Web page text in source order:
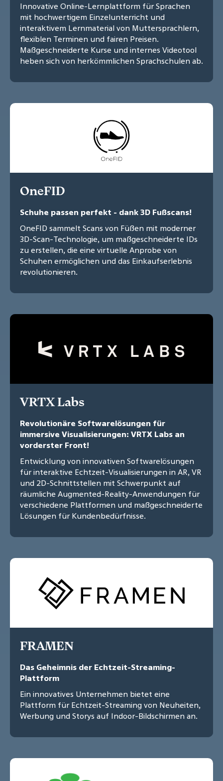
Innovative Online-Lernplattform für Sprachen
mit hochwertigem Einzelunterricht und
interaktivem Lernmaterial von Muttersprachlern,
flexiblen Terminen und fairen Preisen.
Maßgeschneiderte Kurse und internes Videotool
heben sich von herkömmlichen Sprachschulen ab.
OneFID
Schuhe passen perfekt - dank 3D Fußscans!
OneFID sammelt Scans von Füßen mit moderner
3D-Scan-Technologie, um maßgeschneiderte IDs
zu erstellen, die eine virtuelle Anprobe von
Schuhen ermöglichen und das Einkaufserlebnis
revolutionieren.
VRTX Labs
Revolutionäre Softwarelösungen für
immersive Visualisierungen: VRTX Labs an
vorderster Front!
Entwicklung von innovativen Softwarelösungen
für interaktive Echtzeit-Visualisierungen in AR, VR
und 2D-Schnittstellen mit Schwerpunkt auf
räumliche Augmented-Reality-Anwendungen für
verschiedene Plattformen und maßgeschneiderte
Lösungen für Kundenbedürfnisse.
FRAMEN
Das Geheimnis der Echtzeit-Streaming-
Plattform
Ein innovatives Unternehmen bietet eine
Plattform für Echtzeit-Streaming von Neuheiten,
Werbung und Storys auf Indoor-Bildschirmen an.